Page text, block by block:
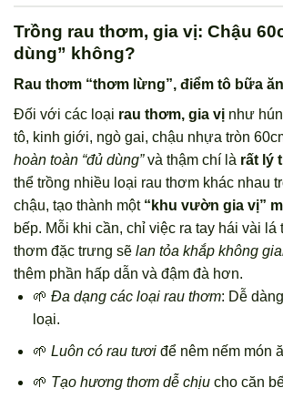
Trồng rau thơm, gia vị: Chậu
dùng” không?
Rau thơm “thơm lừng”, điểm tô bữa
Đối với các loại rau thơm, gia vị như
tô, kinh giới, ngò gai, chậu nhựa tròn
hoàn toàn “đủ dùng”và thậm chí là rất lý
thể trồng nhiều loại rau thơm khác nhau
chậu, tạo thành một “khu vườn gia vị”
bếp. Mỗi khi cần, chỉ việc ra tay hái vài
thơm đặc trưng sẽ lan tỏa khắp không
thêm phần hấp dẫn và đậm đà hơn.
🌱 Đa dạng các loại rau thơm: Dễ
loại.
🌱 Luôn có rau tươiđể nêm nếm món
🌱 Tạo hương thơm dễ chịucho căn